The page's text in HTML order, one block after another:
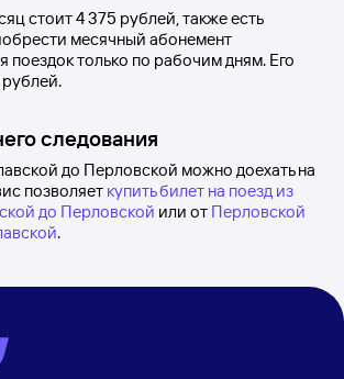
стоит4375 рублей, также есть
месячный абонемент
поездок только по рабочим дням. Его
.
следования
до Перловской можно доехать на
позволяет купить билет на поезд из
до Перловской или от Перловской
.